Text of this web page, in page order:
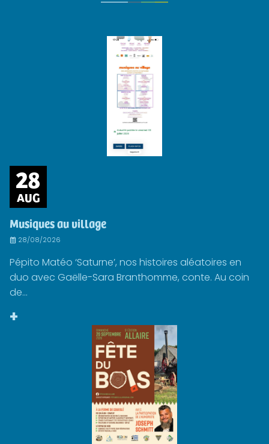
28
AUG
Musiques au village
28/08/2026
Pépito Matéo ‘Saturne’, nos histoires aléatoires en
duo avec Gaëlle-Sara Branthomme, conte. Au coin
de...
+